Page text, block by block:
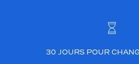
30 JOURS POUR